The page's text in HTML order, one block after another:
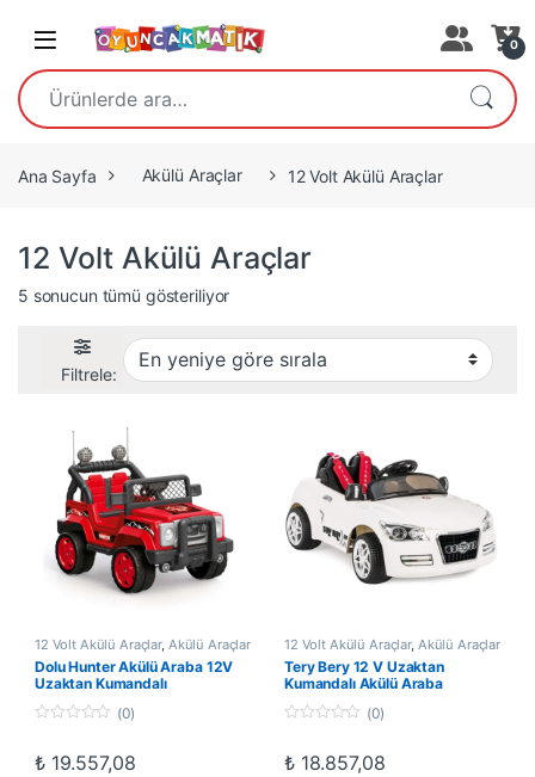
Open 0
Ara:
Ana Sayfa Akülü Araçlar 12 Volt Akülü Araçlar
12 Volt Akülü Araçlar
5 sonucun tümü gösteriliyorEn yeniye göre sıralandı
Filtrele:
12 Volt Akülü Araçlar, Akülü Araçlar
Dolu Hunter Akülü Araba 12V
Uzaktan Kumandalı
u
(0)
₺19.557,08
12 Volt Akülü Araçlar, Akülü Araçlar
Tery Bery 12 V Uzaktan
Kumandalı Akülü Araba
u
(0)
₺18.857,08